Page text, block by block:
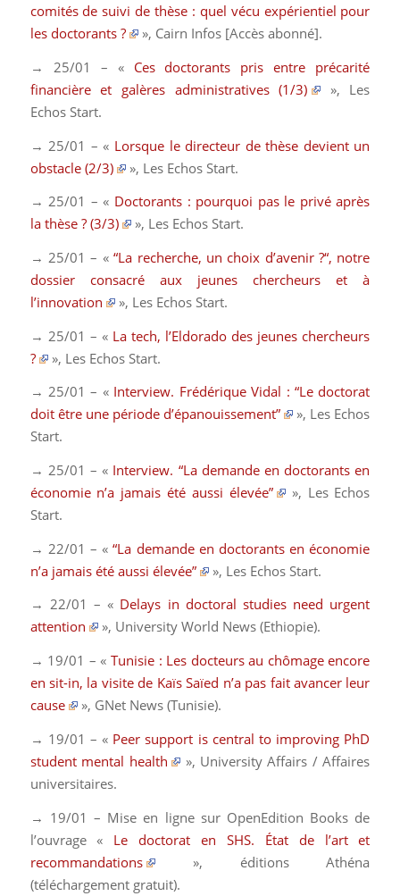
comités de suivi de thèse : quel vécu expérientiel pour
les doctorants ?
», Cairn Infos [Accès abonné].
→ 25/01 – « Ces doctorants pris entre précarité
financière et galères administratives (1/3)
», Les
Echos Start.
→ 25/01 – « Lorsque le directeur de thèse devient un
obstacle (2/3)
», Les Echos Start.
→ 25/01 – « Doctorants : pourquoi pas le privé après
la thèse ? (3/3)
», Les Echos Start.
→ 25/01 – «“La recherche, un choix d’avenir ?“, notre
dossier consacré aux jeunes chercheurs et à
l’innovation
», Les Echos Start.
→ 25/01 – « La tech, l’Eldorado des jeunes chercheurs
?
», Les Echos Start.
→ 25/01 – « Interview. Frédérique Vidal : “Le doctorat
doit être une période d’épanouissement”
», Les Echos
Start.
→ 25/01 – « Interview. “La demande en doctorants en
économie n’a jamais été aussi élevée”
», Les Echos
Start.
→ 22/01 – «“La demande en doctorants en économie
n’a jamais été aussi élevée”
», Les Echos Start.
→ 22/01 – « Delays in doctoral studies need urgent
attention
», University World News(Ethiopie).
→ 19/01 – « Tunisie : Les docteurs au chômage encore
en sit-in, la visite de Kaïs Saïed n’a pas fait avancer leur
cause
», GNet News(Tunisie).
→ 19/01 – « Peer support is central to improving PhD
student mental health
», University Affairs / Affaires
universitaires.
→ 19/01 – Mise en ligne sur OpenEdition Books de
l’ouvrage « Le doctorat en SHS. État de l’art et
recommandations
», éditions Athéna
(téléchargement gratuit).